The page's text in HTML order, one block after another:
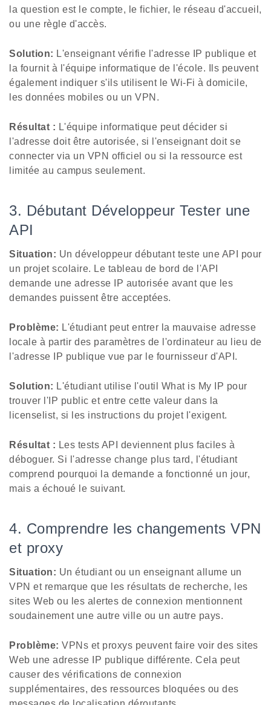
la question est le compte, le fichier, le réseau d'accueil,
ou une règle d'accès.
Solution: L'enseignant vérifie l'adresse IP publique et
la fournit à l'équipe informatique de l'école. Ils peuvent
également indiquer s'ils utilisent le Wi-Fi à domicile,
les données mobiles ou un VPN.
Résultat : L'équipe informatique peut décider si
l'adresse doit être autorisée, si l'enseignant doit se
connecter via un VPN officiel ou si la ressource est
limitée au campus seulement.
3. Débutant Développeur Tester une
API
Situation: Un développeur débutant teste une API pour
un projet scolaire. Le tableau de bord de l'API
demande une adresse IP autorisée avant que les
demandes puissent être acceptées.
Problème: L'étudiant peut entrer la mauvaise adresse
locale à partir des paramètres de l'ordinateur au lieu de
l'adresse IP publique vue par le fournisseur d'API.
Solution: L'étudiant utilise l'outil What is My IP pour
trouver l'IP public et entre cette valeur dans la
licenselist, si les instructions du projet l'exigent.
Résultat : Les tests API deviennent plus faciles à
déboguer. Si l'adresse change plus tard, l'étudiant
comprend pourquoi la demande a fonctionné un jour,
mais a échoué le suivant.
4. Comprendre les changements VPN
et proxy
Situation: Un étudiant ou un enseignant allume un
VPN et remarque que les résultats de recherche, les
sites Web ou les alertes de connexion mentionnent
soudainement une autre ville ou un autre pays.
Problème: VPNs et proxys peuvent faire voir des sites
Web une adresse IP publique différente. Cela peut
causer des vérifications de connexion
supplémentaires, des ressources bloquées ou des